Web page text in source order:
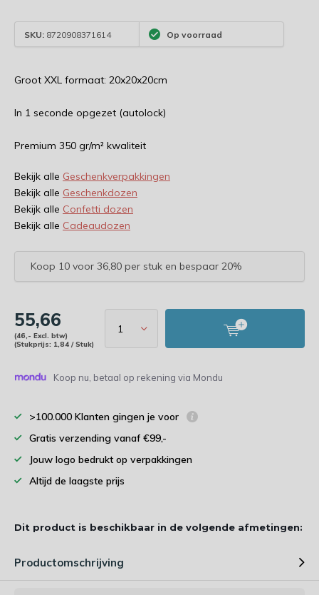
SKU: 8720908371614 Op voorraad
Groot XXL formaat: 20x20x20cm
In 1 seconde opgezet (autolock)
Premium 350 gr/m² kwaliteit
Bekijk alle Geschenkverpakkingen
Bekijk alle Geschenkdozen
Bekijk alle Confetti dozen
Bekijk alle Cadeaudozen
Koop 10 voor 36,80 per stuk en bespaar 20%
55,66
(46,- Excl. btw)
(Stukprijs: 1,84 / Stuk)
Koop nu, betaal op rekening via Mondu
>100.000 Klanten gingen je voor
Gratis verzending vanaf €99,-
Jouw logo bedrukt op verpakkingen
Altijd de laagste prijs
Dit product is beschikbaar in de volgende afmetingen:
Productomschrijving